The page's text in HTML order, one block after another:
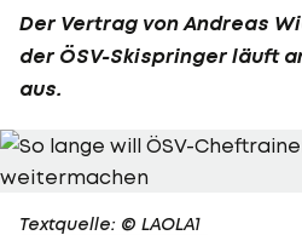
Der Vertrag von Andreas
der ÖSV-Skispringer läuft
aus.
Textquelle: © LAOLA1